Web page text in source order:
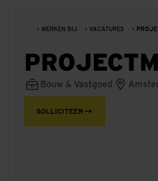
WERKEN BIJ VACATURES
Bouw & Vastgoed
SOLLICITEER